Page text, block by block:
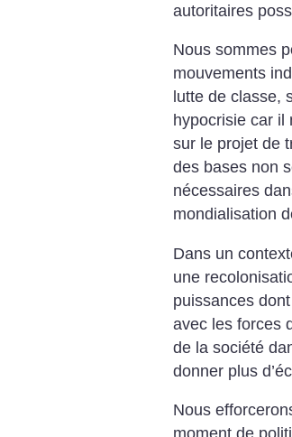
autoritaires
Nous sommes
mouvements
lutte de classe,
hypocrisie car il
sur le projet de
des bases non
nécessaires
mondialisation
Dans un
une
puissances
avec les forces
de la société
donner plus
Nous